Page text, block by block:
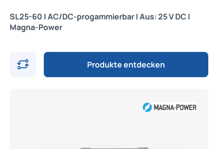
SL25-60 | AC/DC-progammierbar | Aus: 25 V DC |
Magna-Power
Produkte entdecken